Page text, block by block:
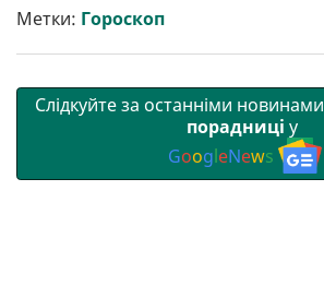
Метки: Гороскоп
Слідкуйте за останніми новинами
порадниці у
GoogleNews